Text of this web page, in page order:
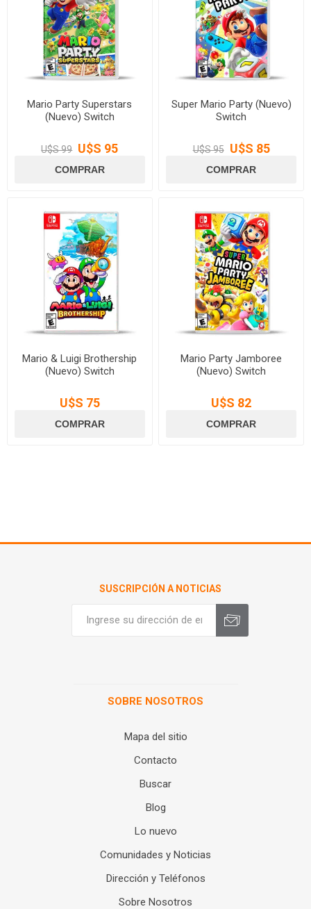
Mario Party Superstars
(Nuevo) Switch
U$S 99 U$S 95
Super Mario Party (Nuevo)
Switch
U$S 95 U$S 85
Mario & Luigi Brothership
(Nuevo) Switch
U$S 75
Mario Party Jamboree
(Nuevo) Switch
U$S 82
SUSCRIPCIÓN A NOTICIAS
SOBRE NOSOTROS
Mapa del sitio
Contacto
Buscar
Blog
Lo nuevo
Comunidades y Noticias
Dirección y Teléfonos
Sobre Nosotros